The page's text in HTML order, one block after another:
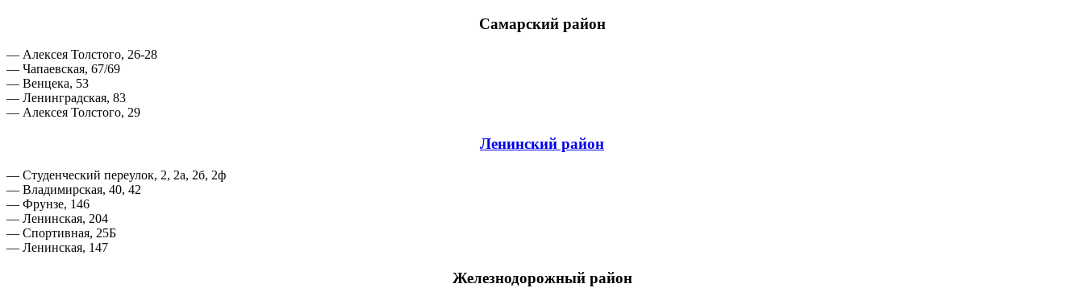
Самарский район
— Алексея Толстого, 26-28
— Чапаевская, 67/69
— Венцека, 53
— Ленинградская, 83
— Алексея Толстого, 29
Ленинский район
— Студенческий переулок, 2, 2а, 2б, 2ф
— Владимирская, 40, 42
— Фрунзе, 146
— Ленинская, 204
— Спортивная, 25Б
— Ленинская, 147
Железнодорожный район